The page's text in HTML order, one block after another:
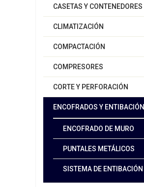
CASETAS Y CONTENEDORES
CLIMATIZACIÓN
COMPACTACIÓN
COMPRESORES
CORTE Y PERFORACIÓN
ENCOFRADOS Y ENTIBACIÓN
ENCOFRADO DE MURO
PUNTALES METÁLICOS
SISTEMA DE ENTIBACIÓN